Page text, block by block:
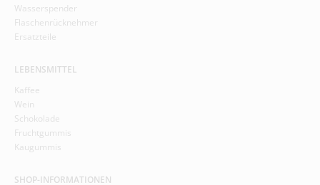
Wasserspender
Flaschenrücknehmer
Ersatzteile
LEBENSMITTEL
Kaffee
Wein
Schokolade
Fruchtgummis
Kaugummis
SHOP-INFORMATIONEN